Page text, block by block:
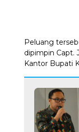
Peluang
dipimpin Capt.
Kantor Bupati